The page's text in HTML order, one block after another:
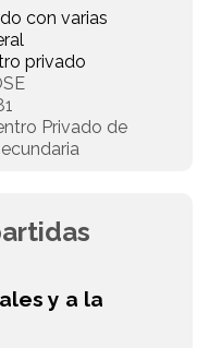
con varias
privado
Privado de
y a la